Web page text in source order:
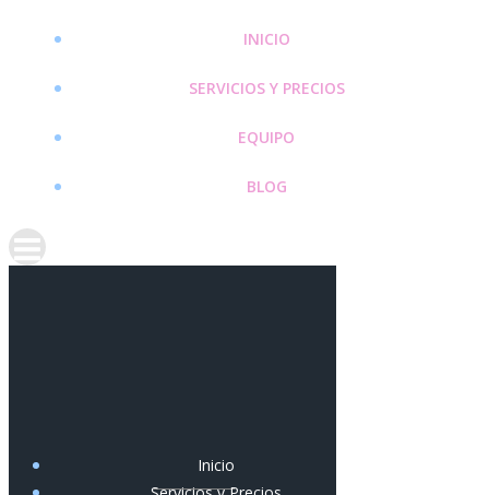
INICIO
SERVICIOS Y PRECIOS
EQUIPO
BLOG
Inicio